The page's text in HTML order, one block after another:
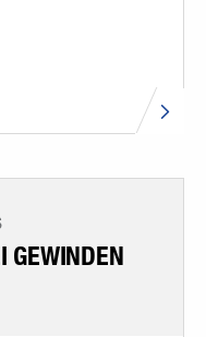
GEWINDEN